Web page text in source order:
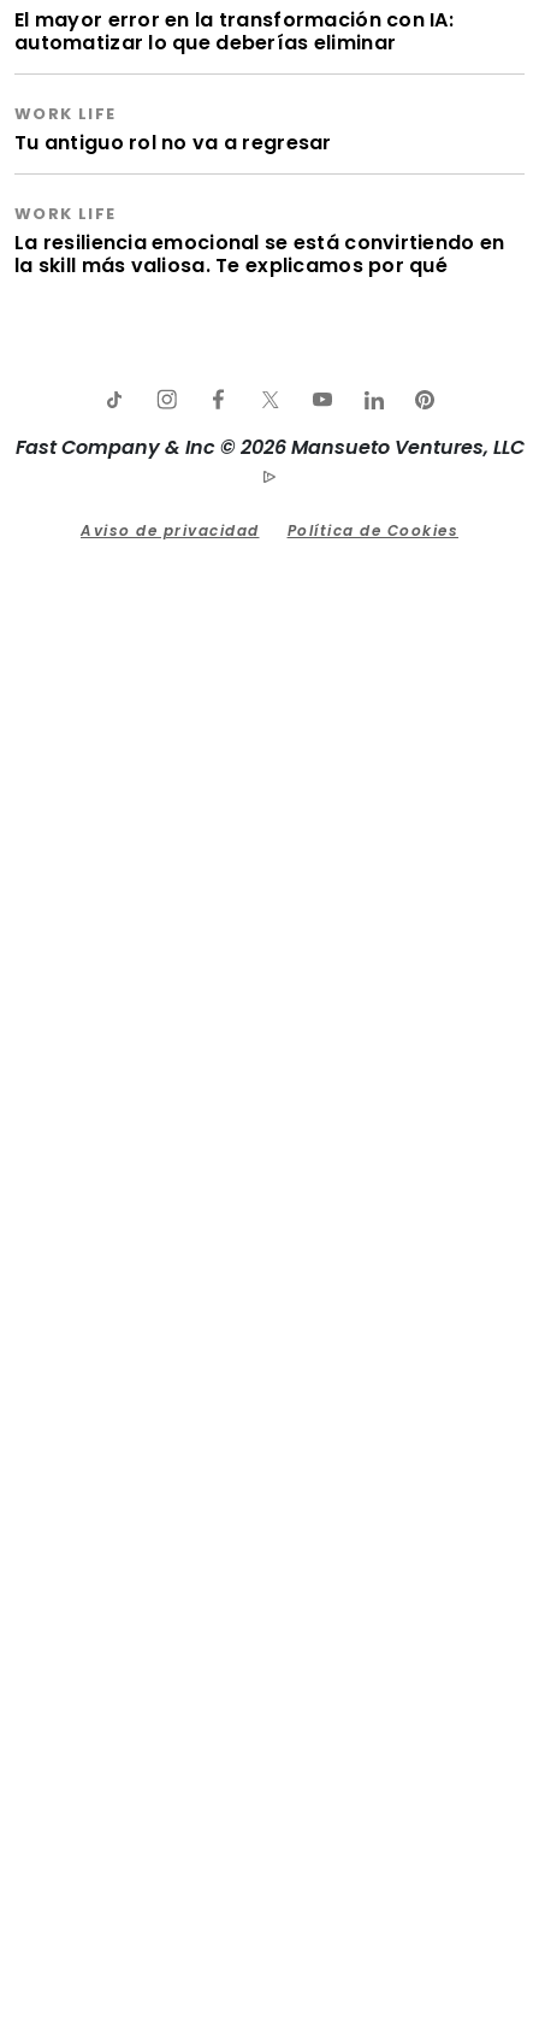
El mayor error en la transformación con IA:
automatizar lo que deberías eliminar
WORK LIFE
Tu antiguo rol no va a regresar
WORK LIFE
La resiliencia emocional se está convirtiendo en
la skill más valiosa. Te explicamos por qué
Fast Company & Inc © 2026 Mansueto Ventures, LLC
Aviso de privacidad Política de Cookies